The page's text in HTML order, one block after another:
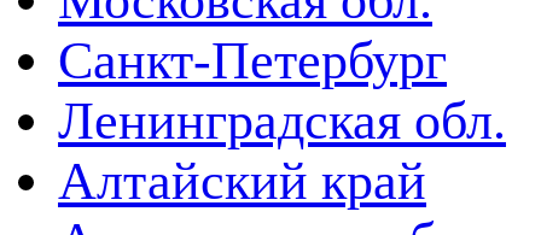
Санкт-Петербург
Ленинградская обл.
Алтайский край